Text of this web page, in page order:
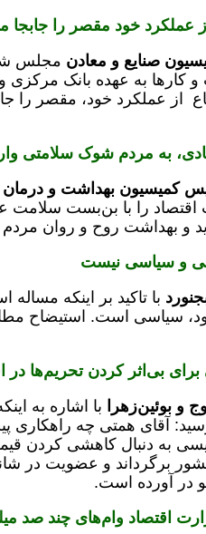
عملکرد خود مقصر را جابجا
صنایع و معادن مجلس
و کارها به عهده بانک
عملکرد خود، مقصر را
به مردم شوک سلامتی
کمیسیون بهداشت و درمان
را با بن‌بست سلامت
و بهداشت روح و روان
و سیاسی نیست
با تاکید بر اینکه
سیاسی است. استیضاح
بی‌اثر کردن تحریم‌ها در
و بوئین‌زهرا
با اشاره به
آقای همتی چه راهکاری
به دنبال کاهشی کردن
برگرداند و عضویت در
در آورده است.
اقتصاد وام‌های چند صد